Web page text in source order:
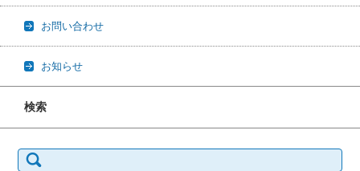
お問い合わせ
お知らせ
検索
索: